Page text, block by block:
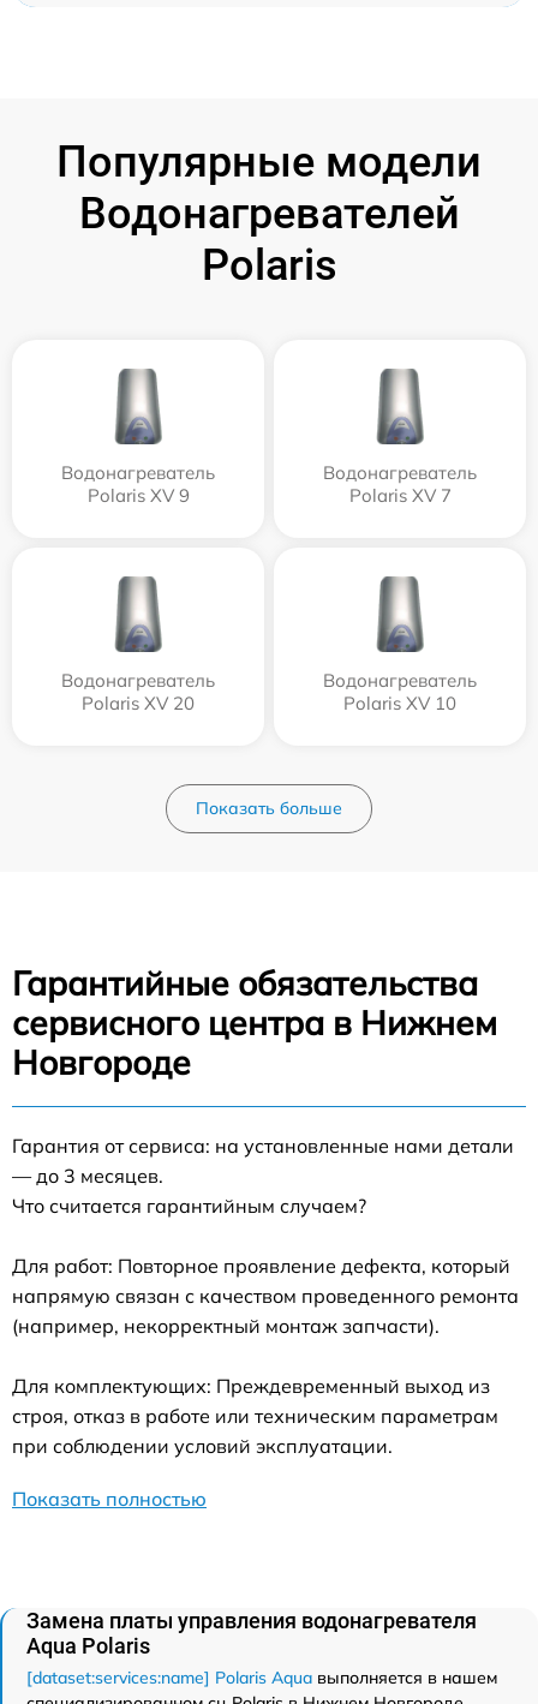
Популярные модели
Водонагревателей
Polaris
Водонагреватель
Polaris XV 9
Водонагреватель
Polaris XV 7
Водонагреватель
Polaris XV 20
Водонагреватель
Polaris XV 10
Показать больше
Гарантийные обязательства
сервисного центра в Нижнем
Новгороде
Гарантия от сервиса: на установленные нами детали
— до 3 месяцев.
Что считается гарантийным случаем?
Для работ: Повторное проявление дефекта, который
напрямую связан с качеством проведенного ремонта
(например, некорректный монтаж запчасти).
Для комплектующих: Преждевременный выход из
строя, отказ в работе или техническим параметрам
при соблюдении условий эксплуатации.
Показать полностью
Замена платы управления водонагревателя
Aqua Polaris
[dataset:services:name] Polaris Aqua выполняется в нашем